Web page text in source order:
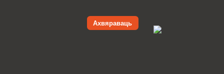
Ахвяраваць